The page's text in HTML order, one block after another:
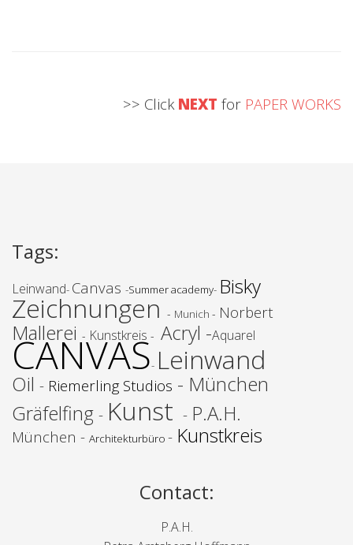
>> Click NEXT for PAPER WORKS
Tags:
Leinwand- Canvas -Summer academy- Bisky
Zeichnungen - Munich - Norbert
Mallerei - Kunstkreis - Acryl -Aquarel
CANVAS- Leinwand
Oil - Riemerling Studios - München
Gräfelfing - Kunst - P.A.H.
München - Architekturbüro - Kunstkreis
Contact:
P.A.H.